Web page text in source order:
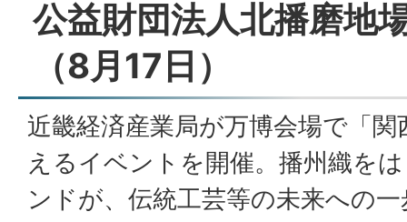
公益財団法人北播磨地
（8月17日）
近畿経済産業局が万博会場で「
えるイベントを開催。播州織を
ンドが、伝統工芸等の未来への